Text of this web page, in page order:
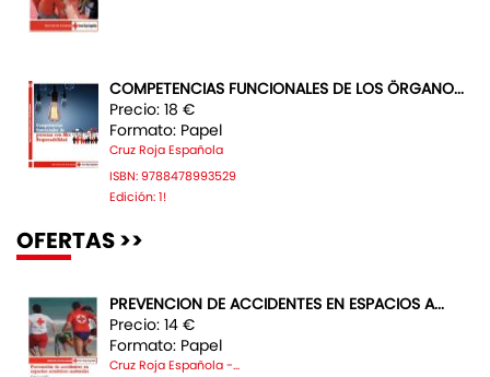
COMPETENCIAS FUNCIONALES DE LOS ÖRGANO...
Precio: 18 €
Formato: Papel
Cruz Roja Española
ISBN: 9788478993529
Edición: 1!
OFERTAS >>
PREVENCION DE ACCIDENTES EN ESPACIOS A...
Precio: 14 €
Formato: Papel
Cruz Roja Española -...